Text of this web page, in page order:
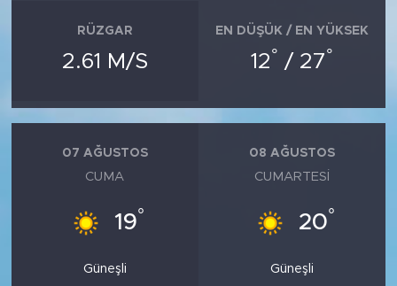
RÜZGAR
2.61 M/S
EN DÜŞÜK / EN YÜKSEK
12° / 27°
07 AĞUSTOS
CUMA
19°
Güneşli
08 AĞUSTOS
CUMARTESI
20°
Güneşli